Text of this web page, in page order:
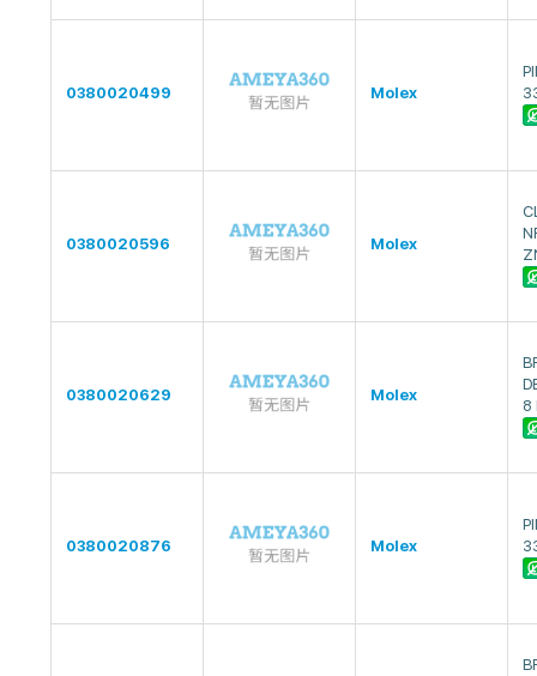
0380020499 Molex
0380020596 Molex
0380020629 Molex
8
0380020876 Molex